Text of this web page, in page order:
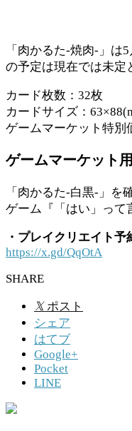
「肉かるた-焼肉-」
の予定は現在では未定
カード枚数：32枚
カードサイズ：
ゲームマーケット特別
ゲームマーケット
「肉かるた-白黒-」
ゲーム『「はい」って
・プレイクリエイト
https://x.gd/QqOtA
SHARE
𝕏 ポスト
シェア
はてブ
Google+
Pocket
LINE